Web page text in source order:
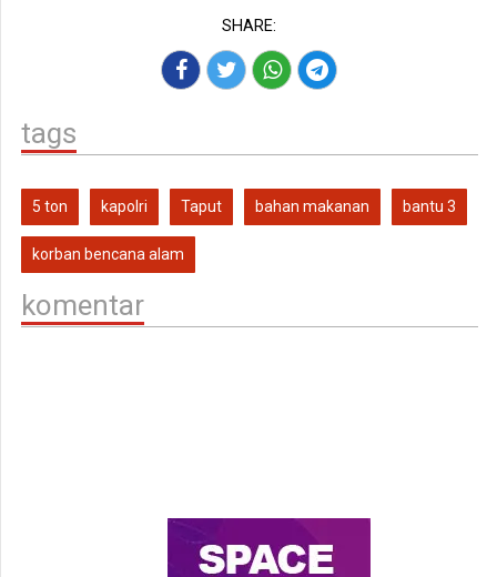
SHARE:
tags
5 ton kapolri Taput bahan makanan bantu 3
korban bencana alam
komentar